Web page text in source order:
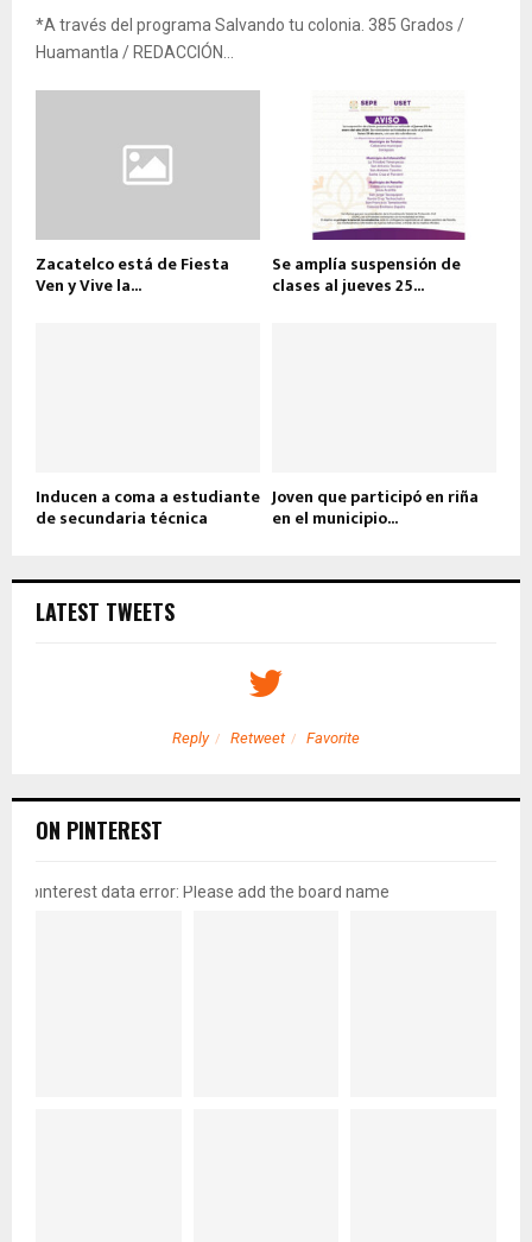
*A través del programa Salvando tu colonia. 385 Grados /
Huamantla / REDACCIÓN...
Zacatelco está de Fiesta
Ven y Vive la...
Se amplía suspensión de
clases al jueves 25...
Inducen a coma a estudiante
de secundaria técnica
Joven que participó en riña
en el municipio...
LATEST TWEETS
Reply Retweet Favorite
ON PINTEREST
pinterest data error: Please add the board name